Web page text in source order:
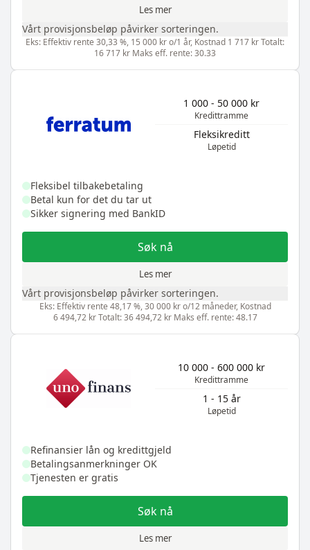
Les mer
Vårt provisjonsbeløp påvirker sorteringen.
Eks: Effektiv rente 30,33 %, 15 000 kr o/1 år, Kostnad 1 717 kr Totalt:
16 717 kr Maks eff. rente: 30.33
Kredittramme
1 000 - 50 000 kr
Løpetid
Fleksikreditt
Fleksibel tilbakebetaling
Betal kun for det du tar ut
Sikker signering med BankID
Søk nå
Les mer
Vårt provisjonsbeløp påvirker sorteringen.
Eks: Effektiv rente 48,17 %, 30 000 kr o/12 måneder, Kostnad
6 494,72 kr Totalt: 36 494,72 kr Maks eff. rente: 48.17
Kredittramme
10 000 - 600 000 kr
Løpetid
1 - 15 år
Refinansier lån og kredittgjeld
Betalingsanmerkninger OK
Tjenesten er gratis
Søk nå
Les mer